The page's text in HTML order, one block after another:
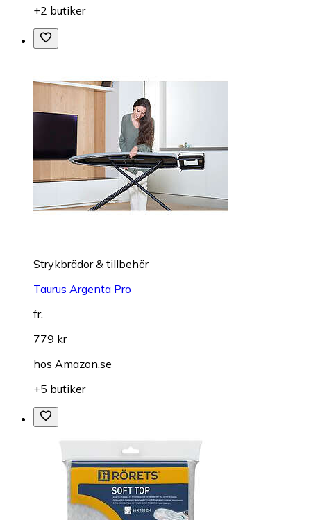
+2 butiker
Strykbrädor & tillbehör
Taurus Argenta Pro
fr.
779 kr
hos Amazon.se
+5 butiker